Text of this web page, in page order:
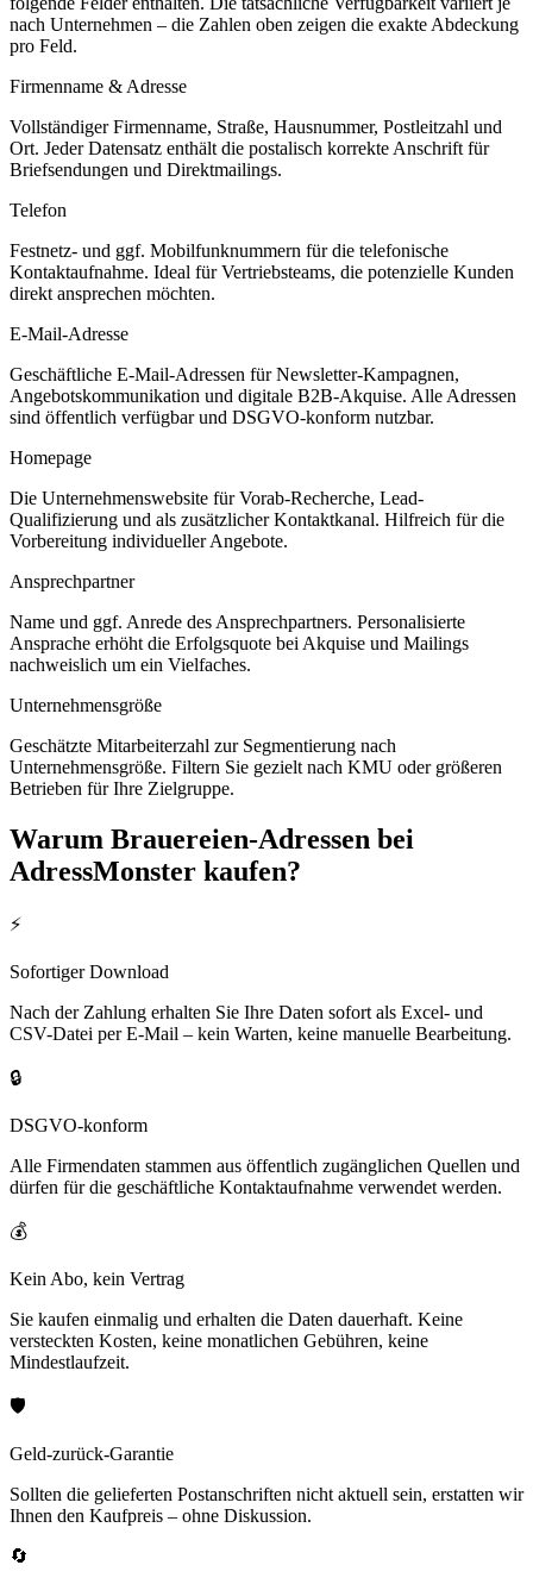
nach Unternehmen – die Zahlen oben zeigen die exakte Abdeckung
pro Feld.
Firmenname & Adresse
Vollständiger Firmenname, Straße, Hausnummer, Postleitzahl und
Ort. Jeder Datensatz enthält die postalisch korrekte Anschrift für
Briefsendungen und Direktmailings.
Telefon
Festnetz- und ggf. Mobilfunknummern für die telefonische
Kontaktaufnahme. Ideal für Vertriebsteams, die potenzielle Kunden
direkt ansprechen möchten.
E-Mail-Adresse
Geschäftliche E-Mail-Adressen für Newsletter-Kampagnen,
Angebotskommunikation und digitale B2B-Akquise. Alle Adressen
sind öffentlich verfügbar und DSGVO-konform nutzbar.
Homepage
Die Unternehmenswebsite für Vorab-Recherche, Lead-
Qualifizierung und als zusätzlicher Kontaktkanal. Hilfreich für die
Vorbereitung individueller Angebote.
Ansprechpartner
Name und ggf. Anrede des Ansprechpartners. Personalisierte
Ansprache erhöht die Erfolgsquote bei Akquise und Mailings
nachweislich um ein Vielfaches.
Unternehmensgröße
Geschätzte Mitarbeiterzahl zur Segmentierung nach
Unternehmensgröße. Filtern Sie gezielt nach KMU oder größeren
Betrieben für Ihre Zielgruppe.
Warum Brauereien-Adressen bei
AdressMonster kaufen?
⚡
Sofortiger Download
Nach der Zahlung erhalten Sie Ihre Daten sofort als Excel- und
CSV-Datei per E-Mail – kein Warten, keine manuelle Bearbeitung.
🔒
DSGVO-konform
Alle Firmendaten stammen aus öffentlich zugänglichen Quellen und
dürfen für die geschäftliche Kontaktaufnahme verwendet werden.
💰
Kein Abo, kein Vertrag
Sie kaufen einmalig und erhalten die Daten dauerhaft. Keine
versteckten Kosten, keine monatlichen Gebühren, keine
Mindestlaufzeit.
🛡️
Geld-zurück-Garantie
Sollten die gelieferten Postanschriften nicht aktuell sein, erstatten wir
Ihnen den Kaufpreis – ohne Diskussion.
🔄